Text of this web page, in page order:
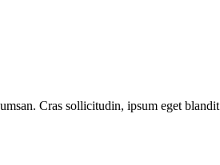
Cras sollicitudin, ipsum eget blandit